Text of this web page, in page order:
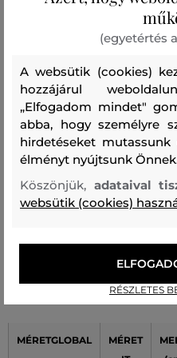
szokásosan viselt mérettel
A méret egy kicsit nagyobb, mint
A méret sokkal nagyobb, mint
amit viselek
Szín
Méret:
46
Hogy áll?: A
szokásosan
Zsuzsa T.
Női
MÉRETGLOBAL
MÉRET
(egyetértés
A websütik (cookies)
hozzájárul
„Elfogadom mindet"
abba, hogy személyre
hirdetéseket mutassunk
élményt nyújtsunk
Köszönjük, adataival
websütik (cookies)
RÉSZLETES